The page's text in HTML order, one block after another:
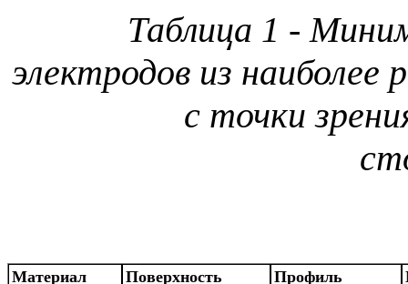
Таблица 1 -
электродов из
с точки
Материал Поверхность Профиль